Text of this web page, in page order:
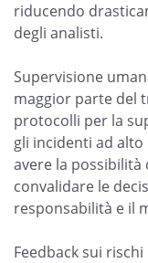
riducendo
degli analisti.
Supervisione
maggior parte del
protocolli per la
gli incidenti ad
avere la
convalidare le
responsabilità e il
Feedback sui